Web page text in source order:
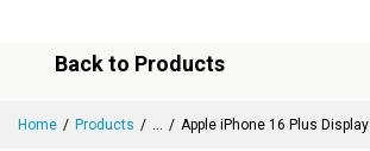
Back to Products
Home Products ... Apple iPhone 16 Plus Display